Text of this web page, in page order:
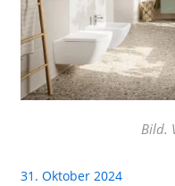
Bild.
31. Oktober 2024